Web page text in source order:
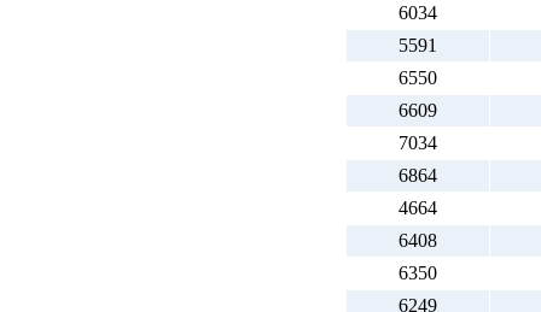
6034
5591
6550
6609
7034
6864
4664
6408
6350
6249